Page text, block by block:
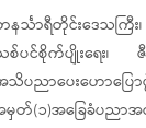
င်္သာရီတိုင်းဒေသကြီး
စ်ပင်စိုက်ပျိုးရေး၊
သိပညာပေးဟော
တ်(၁)အခြေခံပညာ